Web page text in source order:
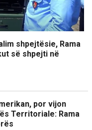
shpejtësie, Rama
së shpejti në
por vijon
Territoriale: Rama